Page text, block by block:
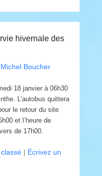
hivernale des
Michel Boucher
18 janvier à 06h30
L’autobus quittera
le retour du site
et l’heure de
de 17h00.
| Écrivez un